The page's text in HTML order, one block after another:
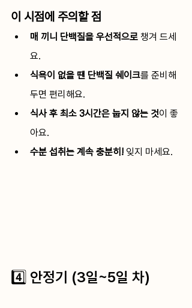
이 시점에 주의할 점
매 끼니 단백질을 우선적으로 챙겨 드세
요.
식욕이 없을 땐 단백질 쉐이크를 준비해
두면 편리해요.
식사 후 최소 3시간은 눕지 않는 것이 좋
아요.
수분 섭취는 계속 충분히! 잊지 마세요.
4️⃣ 안정기 (3일~5일 차)